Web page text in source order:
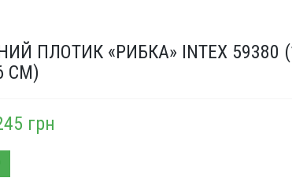
ПЛОТИК «РИБКА» INTEX 59380
СМ)
грн